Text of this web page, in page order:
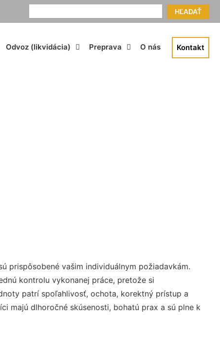
HĽADAŤ
Odvoz (likvidácia) Preprava O nás Kontakt
prispôsobené vašim individuálnym požiadavkám.
kontrolu vykonanej práce, pretože si
patrí spoľahlivosť, ochota, korektný prístup a
majú dlhoročné skúsenosti, bohatú prax a sú plne k